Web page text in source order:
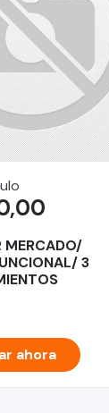
MERCADO/
3
ahora